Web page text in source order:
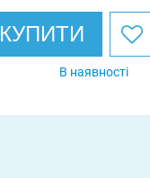
КУПИТИ
В наявності